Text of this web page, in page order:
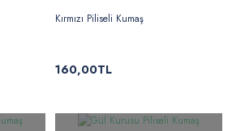
Kırmızı Piliseli Kumaş
160,00TL